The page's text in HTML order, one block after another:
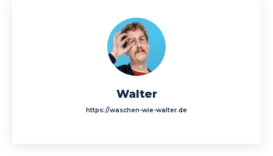
Walter
https://waschen-wie-walter.de